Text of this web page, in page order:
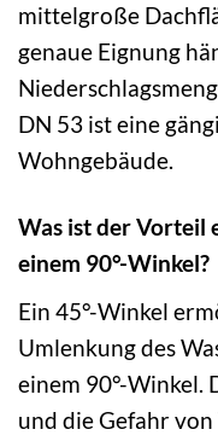
mittelgroße
genaue Eignung
DN 53 ist eine
Wohngebäude.
Was ist der Vorteil
einem 90°-Winkel?
Ein 45°-Winkel
Umlenkung des
einem 90°-Winkel.
und die Gefahr